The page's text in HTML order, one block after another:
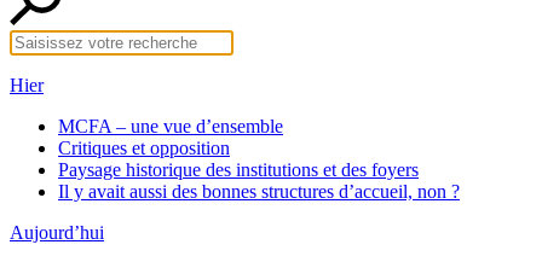
Hier
MCFA – une vue d’ensemble
Critiques et opposition
Paysage historique des institutions et des foyers
Il y avait aussi des bonnes structures d’accueil, non ?
Aujourd’hui